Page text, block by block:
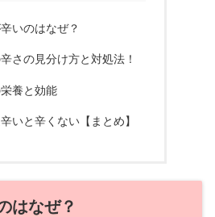
いのはなぜ？
さの見分け方と対処法！
養と効能
いと辛くない【まとめ】
はなぜ？